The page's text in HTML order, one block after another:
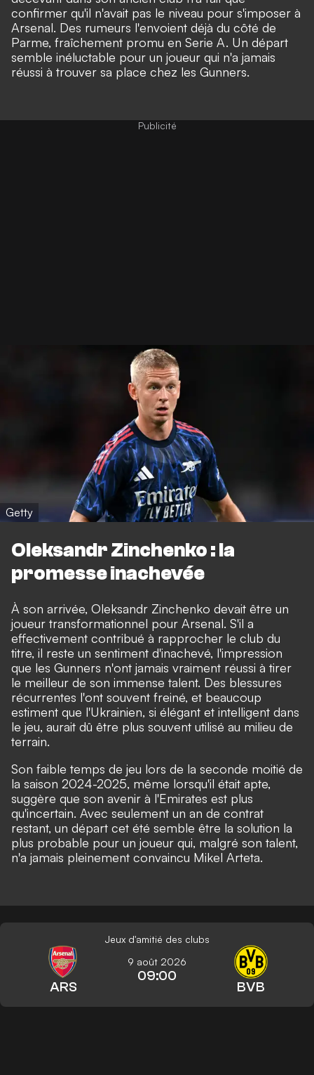
confirmer qu'il n'avait pas le niveau pour s'imposer à
Arsenal. Des rumeurs l'envoient déjà du côté de
Parme, fraîchement promu en Serie A. Un départ
semble inéluctable pour un joueur qui n'a jamais
réussi à trouver sa place chez les Gunners.
Getty
Oleksandr Zinchenko : la
promesse inachevée
À son arrivée, Oleksandr Zinchenko devait être un
joueur transformationnel pour Arsenal. S'il a
effectivement contribué à rapprocher le club du
titre, il reste un sentiment d'inachevé, l'impression
que les Gunners n'ont jamais vraiment réussi à tirer
le meilleur de son immense talent. Des blessures
récurrentes l'ont souvent freiné, et beaucoup
estiment que l'Ukrainien, si élégant et intelligent dans
le jeu, aurait dû être plus souvent utilisé au milieu de
terrain.
Son faible temps de jeu lors de la seconde moitié de
la saison 2024-2025, même lorsqu'il était apte,
suggère que son avenir à l'Emirates est plus
qu'incertain. Avec seulement un an de contrat
restant, un départ cet été semble être la solution la
plus probable pour un joueur qui, malgré son talent,
n'a jamais pleinement convaincu Mikel Arteta.
Jeux d'amitié des clubs
ARS
9 août 2026
09:00
BVB